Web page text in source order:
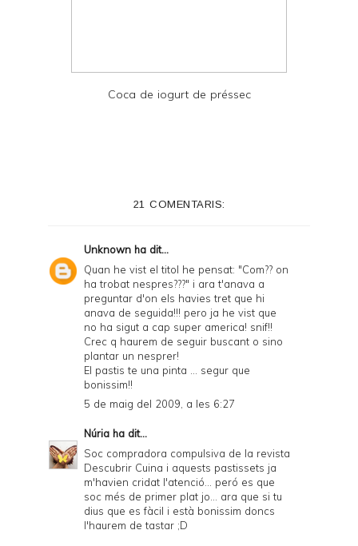
Coca de iogurt de préssec
21 COMENTARIS:
Unknown ha dit...
Quan he vist el titol he pensat: "Com?? on
ha trobat nespres???" i ara t'anava a
preguntar d'on els havies tret que hi
anava de seguida!!! pero ja he vist que
no ha sigut a cap super america! snif!!
Crec q haurem de seguir buscant o sino
plantar un nesprer!
El pastis te una pinta ... segur que
bonissim!!
5 de maig del 2009, a les 6:27
Núria ha dit...
Soc compradora compulsiva de la revista
Descubrir Cuina i aquests pastissets ja
m'havien cridat l'atenció... peró es que
soc més de primer plat jo... ara que si tu
dius que es fàcil i està bonissim doncs
l'haurem de tastar ;D